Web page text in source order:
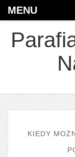
MENU
KIEDY